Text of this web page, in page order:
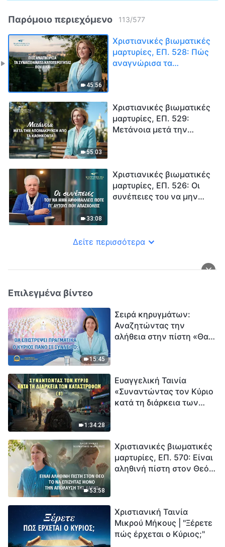
Παρόμοιο περιεχόμενο 113/577
45:56
Χριστιανικές βιωματικές
μαρτυρίες, ΕΠ. 528: Πώς
αναγνώρισα τα
55:03
Χριστιανικές βιωματικές
μαρτυρίες, ΕΠ. 529:
Μετάνοια μετά την
33:08
Χριστιανικές βιωματικές
μαρτυρίες, ΕΠ. 526: Οι
συνέπειες του να μην
Δείτε περισσότερα
Επιλεγμένα βίντεο
15:45
Σειρά κηρυγμάτων:
Αναζητώντας την
αλήθεια στην πίστη «Θα
1:34:28
Ευαγγελική Ταινία
«Συναντώντας τον Κύριο
κατά τη διάρκεια των
εξαφάνισης». Οι
καταστροφές χτυπούν.
Ξεκινά η αντίστροφη
53:58
Χριστιανικές βιωματικές
μαρτυρίες, ΕΠ. 570: Είναι
αληθινή πίστη στον Θεό
Χριστιανική Ταινία
Μικρού Μήκους | "Ξέρετε
πώς έρχεται ο Κύριος;"